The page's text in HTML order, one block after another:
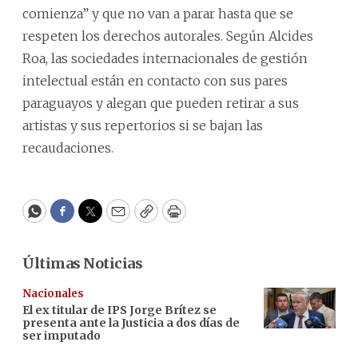
comienza” y que no van a parar hasta que se
respeten los derechos autorales. Según Alcides
Roa, las sociedades internacionales de gestión
intelectual están en contacto con sus pares
paraguayos y alegan que pueden retirar a sus
artistas y sus repertorios si se bajan las
recaudaciones.
WhatsApp
Facebook
Twitter
EmailCopyPrint
Últimas Noticias
Nacionales
El ex titular de IPS Jorge Brítez se
presenta ante la Justicia a dos días de
ser imputado